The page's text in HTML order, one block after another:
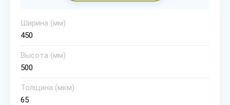
Ширина (мм)
450
Высота (мм)
500
Толщина (мкм)
65